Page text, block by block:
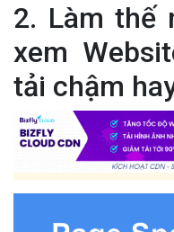
2. Làm thế
xem
tải chậm